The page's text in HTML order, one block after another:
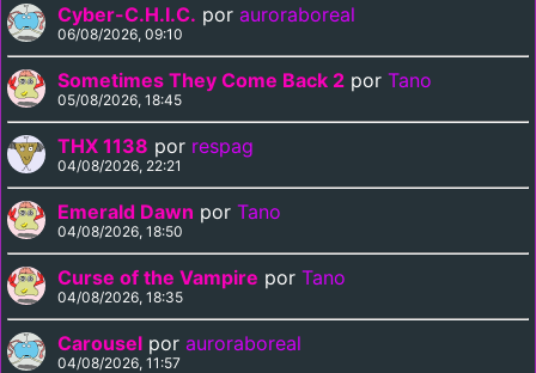
Cyber-C.H.I.C. por auroraboreal
06/08/2026, 09:10
Sometimes They Come Back 2 por Tano
05/08/2026, 18:45
THX 1138 por respag
04/08/2026, 22:21
Emerald Dawn por Tano
04/08/2026, 18:50
Curse of the Vampire por Tano
04/08/2026, 18:35
Carousel por auroraboreal
04/08/2026, 11:57